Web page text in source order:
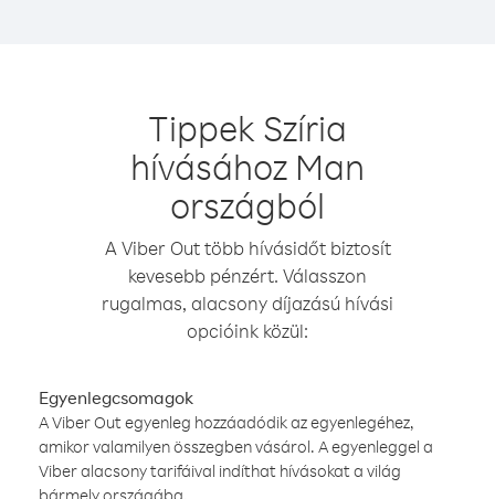
Tippek Szíria
hívásához Man
országból
A Viber Out több hívásidőt biztosít
kevesebb pénzért. Válasszon
rugalmas, alacsony díjazású hívási
opcióink közül:
Egyenlegcsomagok
A Viber Out egyenleg hozzáadódik az egyenlegéhez,
amikor valamilyen összegben vásárol. A egyenleggel a
Viber alacsony tarifáival indíthat hívásokat a világ